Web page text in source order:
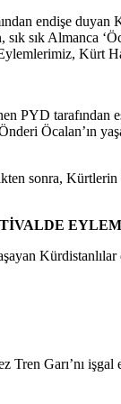
endişe
sık Almanca
Kürt
PYD
Öcalan’ın
sonra, Kürtlerin
EYLEM
Tren Garı’nı